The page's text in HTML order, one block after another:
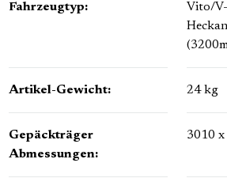
Fahrzeugtyp:
Vito/
Artikel-Gewicht: 24 kg
Gepäckträger
Abmessungen:
3010